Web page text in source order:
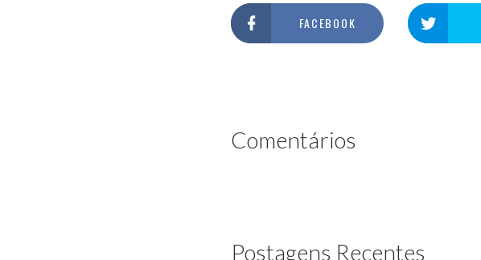
FACEBOOK
Comentários
Postagens Recentes